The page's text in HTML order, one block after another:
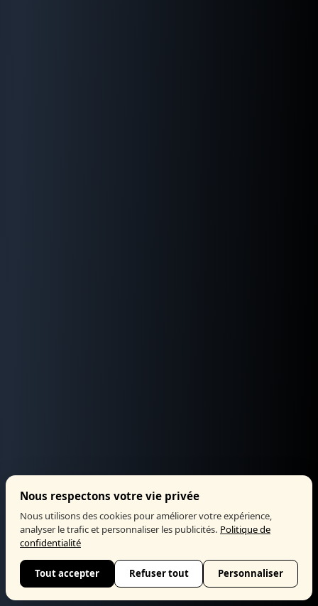
Nous respectons votre vie privée
Nous utilisons des cookies pour améliorer votre expérience,
analyser le trafic et personnaliser les publicités. Politique de
confidentialité
Tout accepter Refuser tout Personnaliser